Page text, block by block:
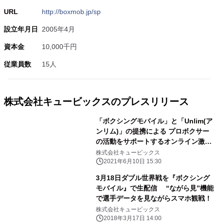
URL http://boxmob.jp/sp
設立年月日 2005年4月
資本金 10,000千円
従業員数 15人
株式会社キュービックスのプレスリリース
「ボクシングモバイル」と「Unlim(ア
ンリム)」の提携による プロボクサー
の活動をサポートするオンライン激励
賞サービス開始
株式会社キュービックス
2021年6月10日 15:30
3月18日ダブル世界戦を『ボクシング
モバイル』で生配信 “ながら見”機能
で選手データを見ながらスマホ観戦！
株式会社キュービックス
2018年3月17日 14:00